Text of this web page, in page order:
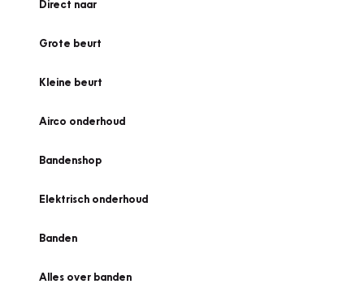
Direct naar
Grote beurt
Kleine beurt
Airco onderhoud
Bandenshop
Elektrisch onderhoud
Banden
Alles over banden